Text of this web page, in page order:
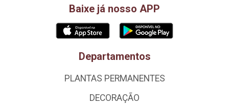
Baixe já nosso APP
Departamentos
PLANTAS PERMANENTES
DECORAÇÃO